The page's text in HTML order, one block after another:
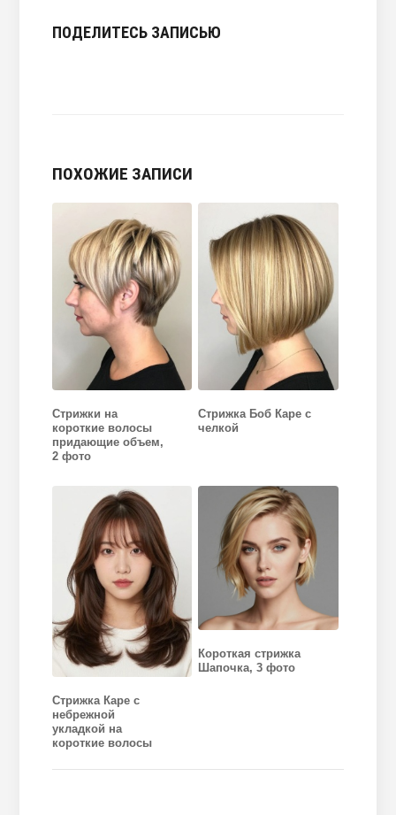
ПОДЕЛИТЕСЬ ЗАПИСЬЮ
ПОХОЖИЕ ЗАПИСИ
Стрижки на
короткие волосы
придающие объем,
2 фото
Стрижка Боб Каре с
челкой
Стрижка Каре с
небрежной
укладкой на
короткие волосы
Короткая стрижка
Шапочка, 3 фото